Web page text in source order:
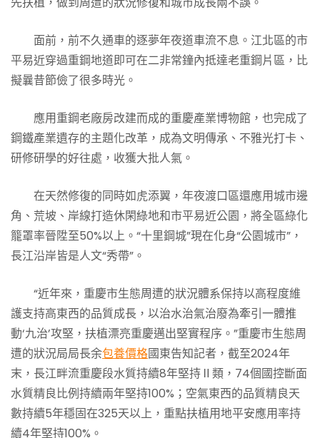
面前，前不久通車的逐夢年夜道車流不息。江北區的市
平易近穿過重鋼地道即可在二非常鐘內抵達老重鋼片區，比
擬曩昔節儉了很多時光。
應用重鋼老廠房改建而成的重慶產業博物館，也完成了
鋼鐵產業遺存的主題化改革，成為文明傳承、不雅光打卡、
研修研學的好往處，收獲大批人氣。
在天然修復的同時如虎添翼，年夜渡口區還應用城市邊
角、荒坡、岸線打造休閑綠地和市平易近公園，將全區綠化
籠罩率晉陞至50%以上。“十里鋼城”現在化身“公園城市”，
長江沿岸皆是人文“秀帶”。
“近年來，重慶市生態周遭的狀況體系保持以高程度維
護支持高東西的品質成長，以治水治氣治廢為牽引一體推
動‘九治’攻堅，扶植漂亮重慶邁出堅實程序。”重慶市生態周
遭的狀況局局長余包養價格國東告知記者，截至2024年
末，長江畔流重慶段水質持續8年堅持Ⅱ類，74個國控斷面
水質精良比例持續兩年堅持100%；空氣東西的品質精良天
數持續5年穩固在325天以上，重點扶植用地平安應用率持
續4年堅持100%。